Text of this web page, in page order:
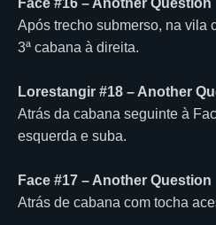
Após trecho submerso, na vila
3ª cabana à direita.
Lorestangir #18 – Another
Atrás da cabana seguinte à
esquerda e suba.
Face #17 – Another Question
Atrás de cabana com tocha